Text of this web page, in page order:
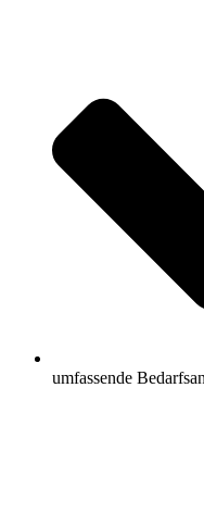
umfassende